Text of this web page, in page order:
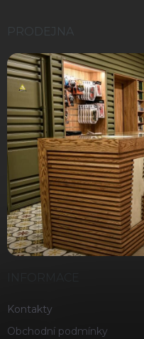
PRODEJNA
Kontakty
Obchodní podmínky